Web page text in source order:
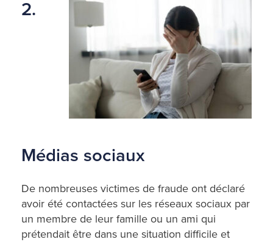
2.
Médias sociaux
De nombreuses victimes de fraude ont déclaré
avoir été contactées sur les réseaux sociaux par
un membre de leur famille ou un ami qui
prétendait être dans une situation difficile et